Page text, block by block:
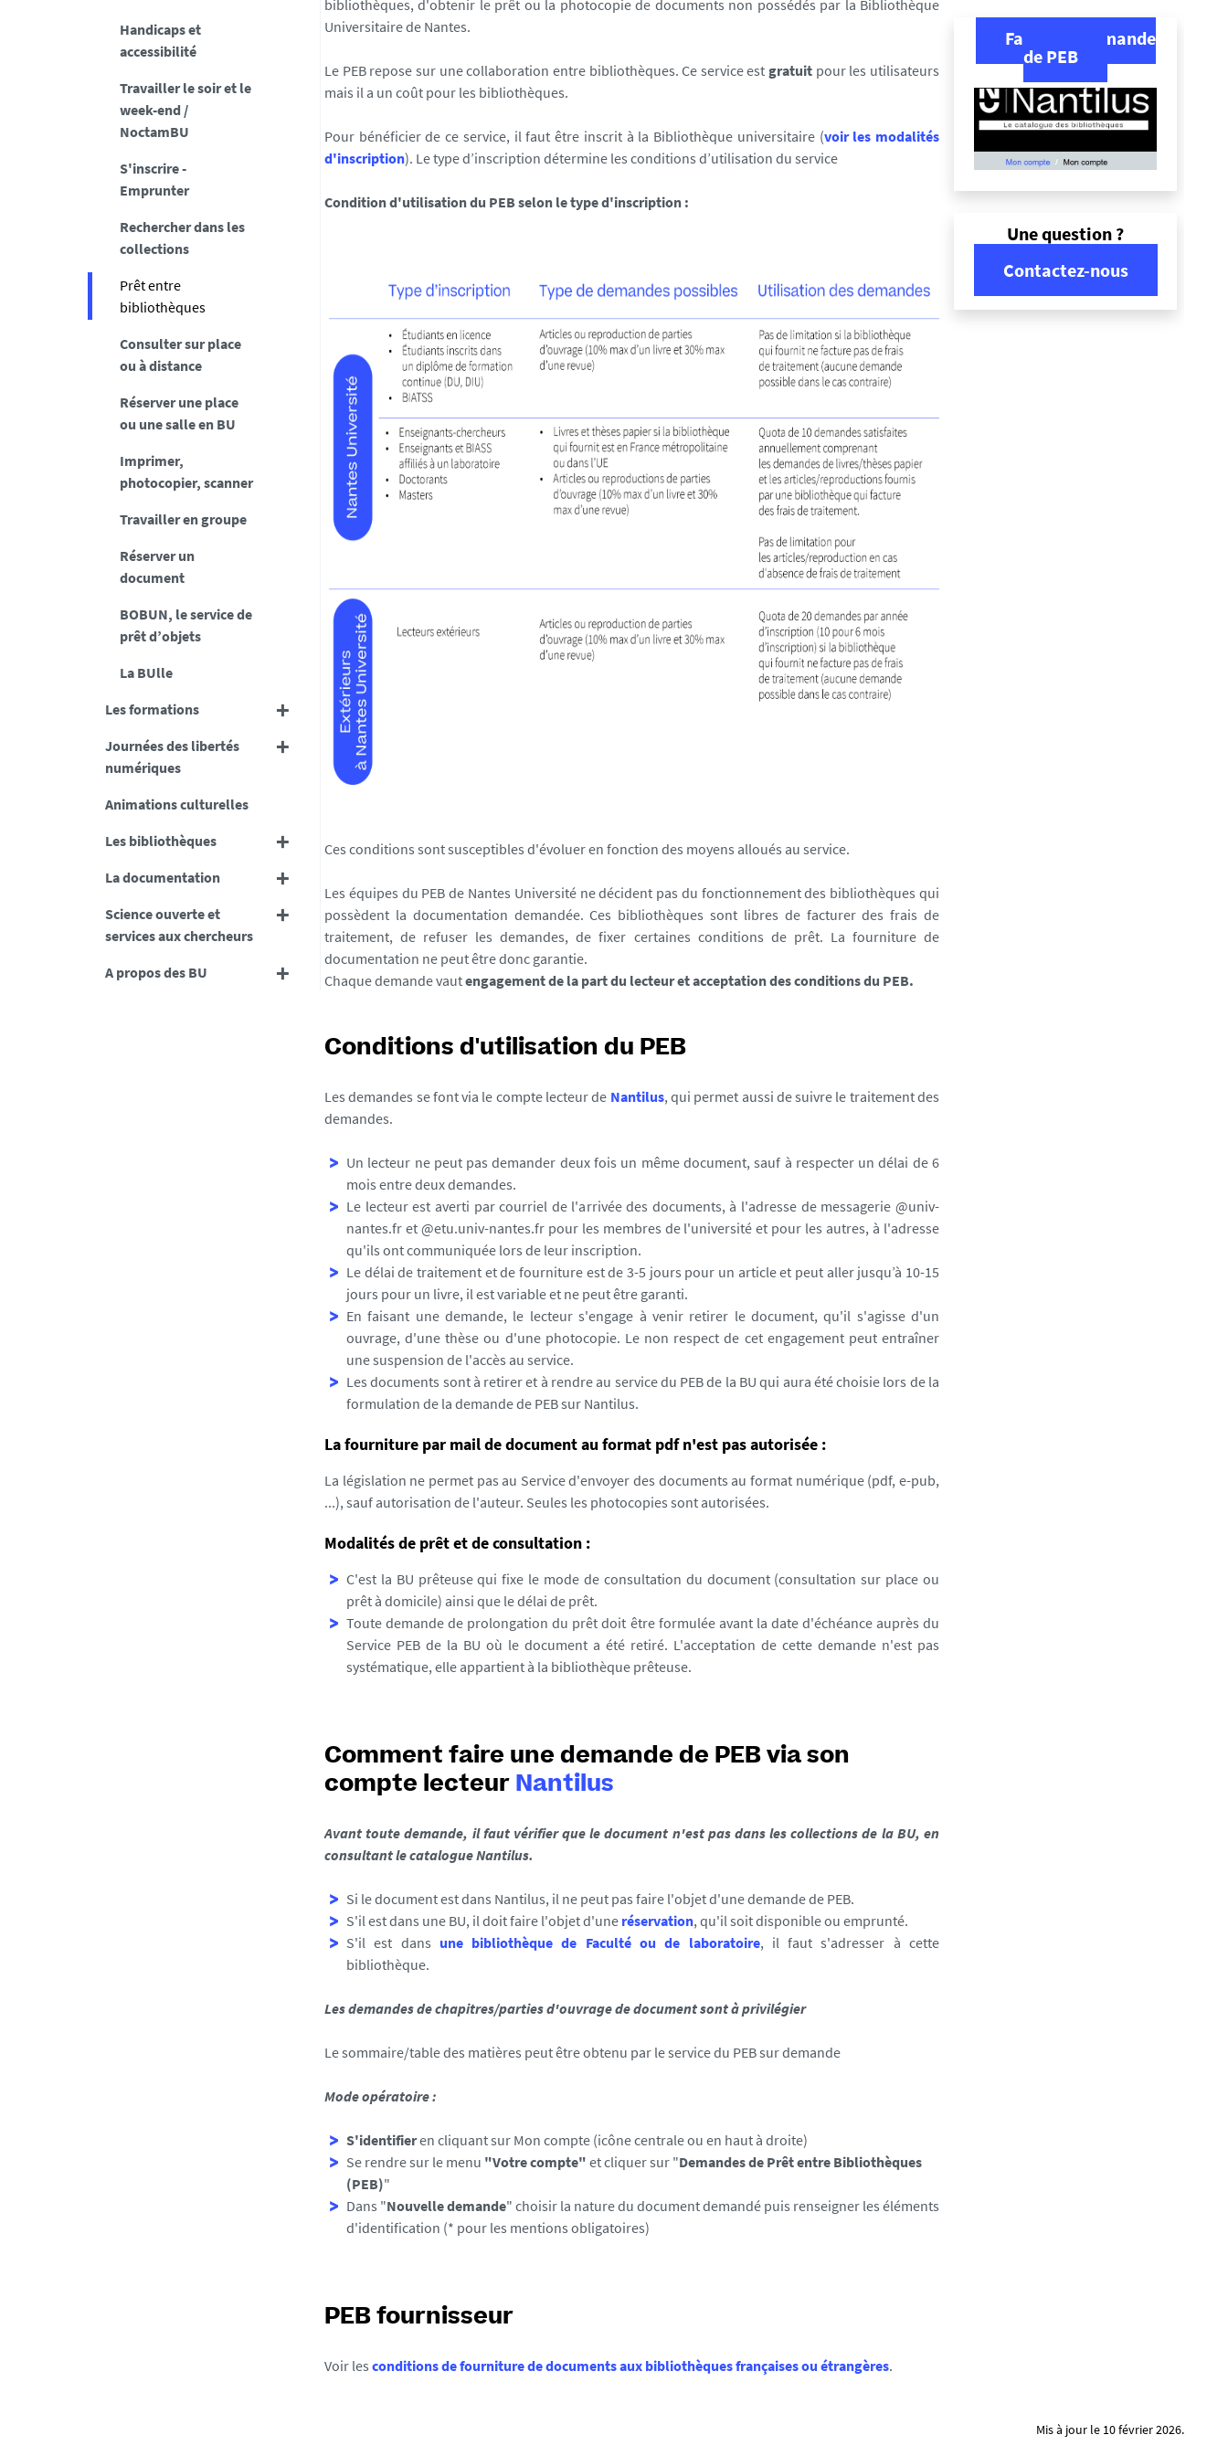
Handicaps et
accessibilité
Travailler le soir et le
week-end /
NoctamBU
S'inscrire -
Emprunter
Rechercher dans les
collections
Prêt entre
bibliothèques
Consulter sur place
ou à distance
Réserver une place
ou une salle en BU
Imprimer,
photocopier, scanner
Travailler en groupe
Réserver un
document
BOBUN, le service de
prêt d’objets
La BUlle
Les formations
Journées des libertés
numériques
Animations culturelles
Les bibliothèques
La documentation
Science ouverte et
services aux chercheurs
A propos des BU
bibliothèques, d'obtenir le prêt ou la photocopie de documents non possédés par la Bibliothèque
Universitaire de Nantes.
Le PEB repose sur une collaboration entre bibliothèques. Ce service estgratuit pour les utilisateurs
mais il a un coût pour les bibliothèques.
Pour bénéficier de ce service, il faut être inscrit à la Bibliothèque universitaire (voir les modalités
d'inscription). Le type d’inscription détermine les conditions d’utilisation du service
Condition d'utilisation du PEB selon le type d'inscription :
Ces conditions sont susceptibles d'évoluer en fonction des moyens alloués au service.
Les équipes du PEB de Nantes Université ne décident pas du fonctionnement des bibliothèques qui
possèdent la documentation demandée. Ces bibliothèques sont libres de facturer des frais de
traitement, de refuser les demandes, de fixer certaines conditions de prêt. La fourniture de
documentation ne peut être donc garantie.
Chaque demande vautengagement de la part du lecteur et acceptation des conditions du PEB.
Conditions d'utilisation du PEB
Les demandes se font via le compte lecteur de Nantilus, qui permet aussi de suivre le traitement des
demandes.
Un lecteur ne peut pas demander deux fois un même document, sauf à respecter un délai de 6
mois entre deux demandes.
Le lecteur est averti par courriel de l'arrivée des documents, à l'adresse de messagerie @univ-
nantes.fr et @etu.univ-nantes.fr pour les membres de l'université et pour les autres, à l'adresse
qu'ils ont communiquée lors de leur inscription.
Le délai de traitement et de fourniture est de 3-5 jours pour un article et peut aller jusqu’à 10-15
jours pour un livre, il est variable et ne peut être garanti.
En faisant une demande, le lecteur s'engage à venir retirer le document, qu'il s'agisse d'un
ouvrage, d'une thèse ou d'une photocopie. Le non respect de cet engagement peut entraîner
une suspension de l'accès au service.
Les documents sont à retirer et à rendre au service du PEB de la BU qui aura été choisie lors de la
formulation de la demande de PEB sur Nantilus.
La fourniture par mail de document au format pdf n'est pas autorisée :
La législation ne permet pas au Service d'envoyer des documents au format numérique (pdf, e-pub,
...), sauf autorisation de l'auteur. Seules les photocopies sont autorisées.
Modalités de prêt et de consultation :
C'est la BU prêteuse qui fixe le mode de consultation du document (consultation sur place ou
prêt à domicile) ainsi que le délai de prêt.
Toute demande de prolongation du prêt doit être formulée avant la date d'échéance auprès du
Service PEB de la BU où le document a été retiré. L'acceptation de cette demande n'est pas
systématique, elle appartient à la bibliothèque prêteuse.
Comment faire une demande de PEB via son
compte lecteur Nantilus
Avant toute demande, il faut vérifier que le document n'est pas dans les collections de la BU, en
consultant le catalogue Nantilus.
Si le document est dans Nantilus, il ne peut pas faire l'objet d'une demande de PEB.
S'il est dans une BU, il doit faire l'objet d'une réservation, qu'il soit disponible ou emprunté.
S'il est dans une bibliothèque de Faculté ou de laboratoire, il faut s'adresser à cette
bibliothèque.
Les demandes de chapitres/parties d'ouvrage de document sont à privilégier
Le sommaire/table des matières peut être obtenu par le service du PEB sur demande
Mode opératoire :
S'identifieren cliquant sur Mon compte (icône centrale ou en haut à droite)
Se rendre sur le menu "Votre compte" et cliquer sur "Demandes de Prêt entre Bibliothèques
(PEB)"
Dans "Nouvelle demande" choisir la nature du document demandé puis renseigner les éléments
d'identification (* pour les mentions obligatoires)
PEB fournisseur
Voir les conditions de fourniture de documents aux bibliothèques françaises ou étrangères.
Faire une demande
de PEB
Une question ?
Contactez-nous
Mis à jour le 10 février 2026.